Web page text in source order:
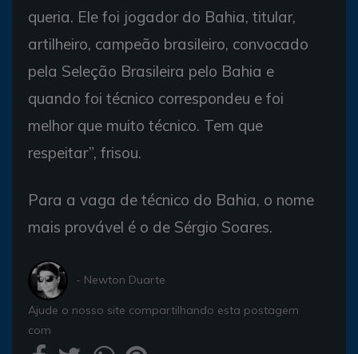
queria. Ele foi jogador do Bahia, titular,
artilheiro, campeão brasileiro, convocado
pela Seleção Brasileira pelo Bahia e
quando foi técnico correspondeu e foi
melhor que muito técnico. Tem que
respeitar”, frisou.
Para a vaga de técnico do Bahia, o nome
mais provável é o de Sérgio Soares.
- Newton Duarte
Ajude o nosso site compartilhando esta postagem
com